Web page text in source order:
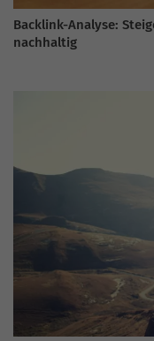
Backlink-Analyse:
nachhaltig